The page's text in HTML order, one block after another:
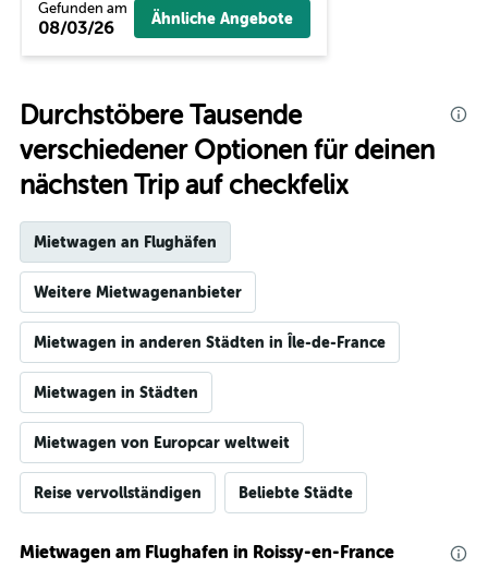
Gefunden am
08/03/26 Ähnliche Angebote
Durchstöbere Tausende
verschiedener Optionen für deinen
nächsten Trip auf checkfelix
Mietwagen an Flughäfen
Weitere Mietwagenanbieter
Mietwagen in anderen Städten in Île-de-France
Mietwagen in Städten
Mietwagen von Europcar weltweit
Reise vervollständigen Beliebte Städte
Mietwagen am Flughafen in Roissy-en-France